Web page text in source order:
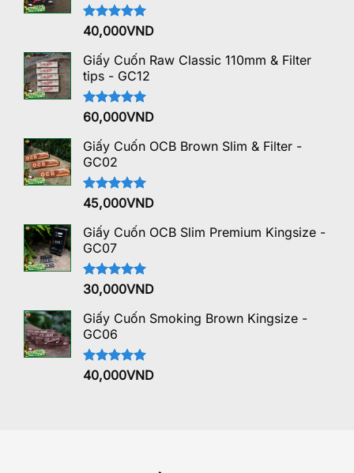
Được xếp
hạng
5 sao
40,000VND
Giấy Cuốn Raw Classic 110mm & Filter
tips - GC12
Được xếp
hạng
5 sao
60,000VND
Giấy Cuốn OCB Brown Slim & Filter -
GC02
Được xếp
hạng
5 sao
45,000VND
Giấy Cuốn OCB Slim Premium Kingsize -
GC07
Được xếp
hạng
5 sao
30,000VND
Giấy Cuốn Smoking Brown Kingsize -
GC06
Được xếp
hạng
40,000VND